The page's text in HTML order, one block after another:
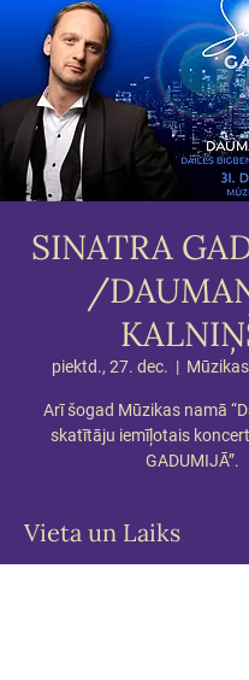
SINATRA
/
piektd., 27. dec.
  |
Arī šogad Mūzikas namā
skatītāju iemīļotais
GADUMIJĀ”.
Vieta un Laiks